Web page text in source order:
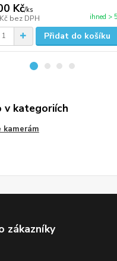
Kč/ks
bez DPH ihned >
Přidat do košíku
v kategoriích
kamerám
zákazníky